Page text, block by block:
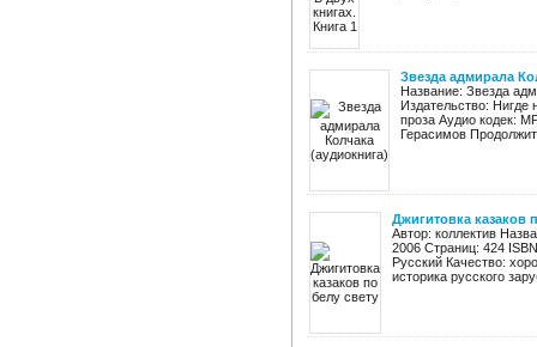
Звезда адмирала
Название: Звезда
Издательство: Нигде
проза Аудио кодек:
Герасимов
Джигитовка казаков
Автор: коллектив
2006 Страниц: 424
Русский Качество:
историка русского